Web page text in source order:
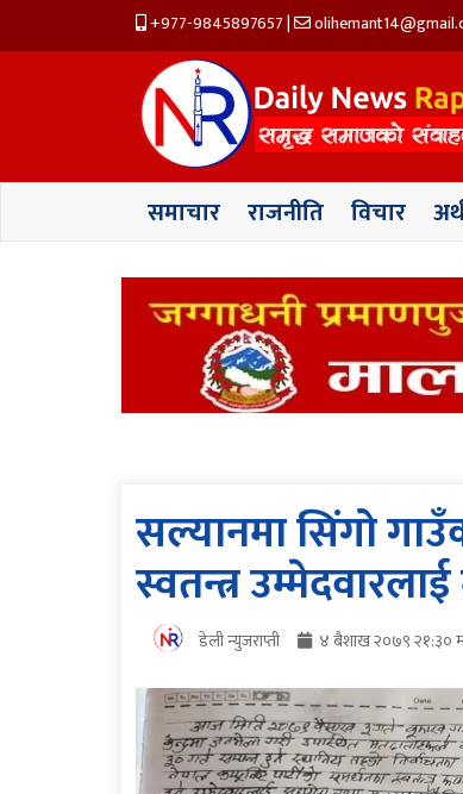
+977-9845897657|
समाचार राजनीति विचार
सल्यानमा सिंगो
स्वतन्त्र
डेली न्युजराप्ती ४ बैशाख २०७९ २१:३०